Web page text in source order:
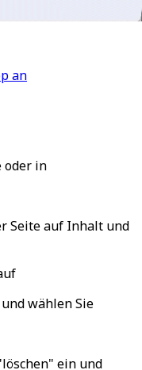
an
oder in
Seite auf Inhalt und
wählen Sie
ein und